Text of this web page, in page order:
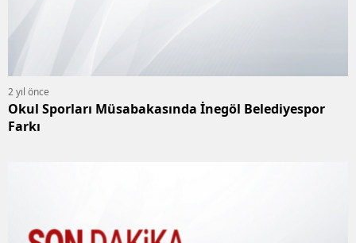
2 yıl önce
Okul Sporları Müsabakasında İnegöl Belediyespor
Farkı